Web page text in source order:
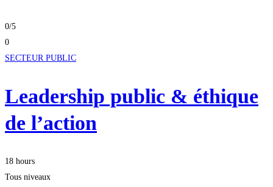
0/5
0
SECTEUR PUBLIC
Leadership public & éthique
de l’action
18 hours
Tous niveaux